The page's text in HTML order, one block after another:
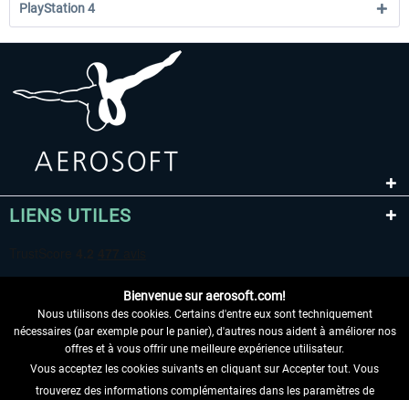
PlayStation 4
LIENS UTILES
RENONCER AU CONTRAT ICI
Bienvenue sur aerosoft.com!
Nous utilisons des cookies. Certains d'entre eux sont techniquement
nécessaires (par exemple pour le panier), d'autres nous aident à améliorer nos
offres et à vous offrir une meilleure expérience utilisateur.
Vous acceptez les cookies suivants en cliquant sur Accepter tout. Vous
trouverez des informations complémentaires dans les paramètres de